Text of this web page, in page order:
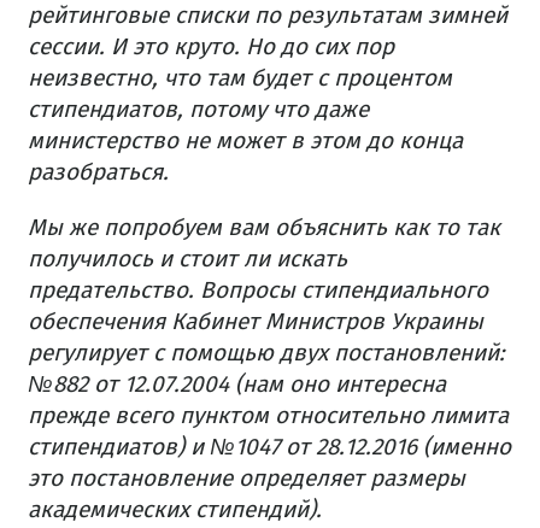
рейтинговые списки по результатам зимней
сессии. И это круто. Но до сих пор
неизвестно, что там будет с процентом
стипендиатов, потому что даже
министерство не может в этом до конца
разобраться.
Мы же попробуем вам объяснить как то так
получилось и стоит ли искать
предательство. Вопросы стипендиального
обеспечения Кабинет Министров Украины
регулирует с помощью двух постановлений:
№882 от 12.07.2004 (нам оно интересна
прежде всего пунктом относительно лимита
стипендиатов) и №1047 от 28.12.2016 (именно
это постановление определяет размеры
академических стипендий).